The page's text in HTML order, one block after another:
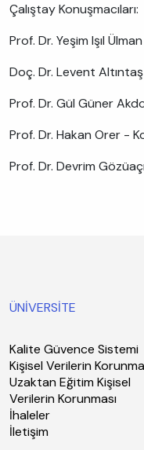
Çalıştay Konuşmacıları:
Prof. Dr. Yeşim Işıl
Doç. Dr. Levent
Prof. Dr. Gül Güner
Prof. Dr. Hakan Orer -
Prof. Dr. Devrim
ÜNİVERSİTE
Kalite Güvence Sistemi
Kişisel Verilerin
Uzaktan Eğitim Kişisel
Verilerin Korunması
İhaleler
İletişim